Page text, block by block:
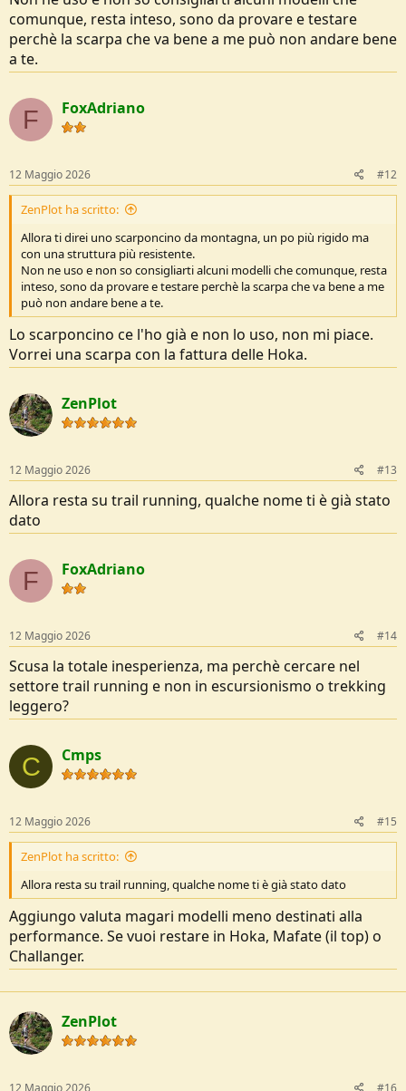
comunque, resta inteso, sono da provare e testare
perchè la scarpa che va bene a me può non andare bene
a te.
F FoxAdriano
12 Maggio 2026 #12
ZenPlot ha scritto:
Allora ti direi uno scarponcino da montagna, un po più rigido ma
con una struttura più resistente.
Non ne uso e non so consigliarti alcuni modelli che comunque, resta
inteso, sono da provare e testare perchè la scarpa che va bene a me
può non andare bene a te.
Lo scarponcino ce l'ho già e non lo uso, non mi piace.
Vorrei una scarpa con la fattura delle Hoka.
ZenPlot
12 Maggio 2026 #13
Allora resta su trail running, qualche nome ti è già stato
dato
F FoxAdriano
12 Maggio 2026 #14
Scusa la totale inesperienza, ma perchè cercare nel
settore trail running e non in escursionismo o trekking
leggero?
C Cmps
12 Maggio 2026 #15
ZenPlot ha scritto:
Allora resta su trail running, qualche nome ti è già stato dato
Aggiungo valuta magari modelli meno destinati alla
performance. Se vuoi restare in Hoka, Mafate (il top) o
Challanger.
ZenPlot
12 Maggio 2026 #16